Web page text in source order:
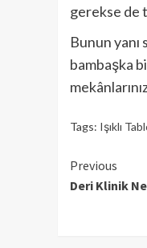
gerekse de
Bunun yanı
bambaşka
Tags: Işıklı
Previous
Deri Klinik Ne